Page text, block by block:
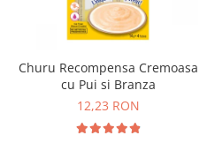
Churu Recompensa Cremoasa
cu Pui si Branza
12,23 RON